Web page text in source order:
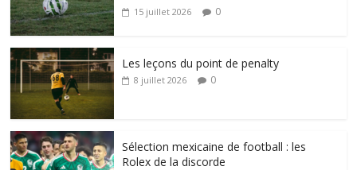
15 juillet 2026 0
Les leçons du point de penalty
8 juillet 2026 0
Sélection mexicaine de football : les
Rolex de la discorde